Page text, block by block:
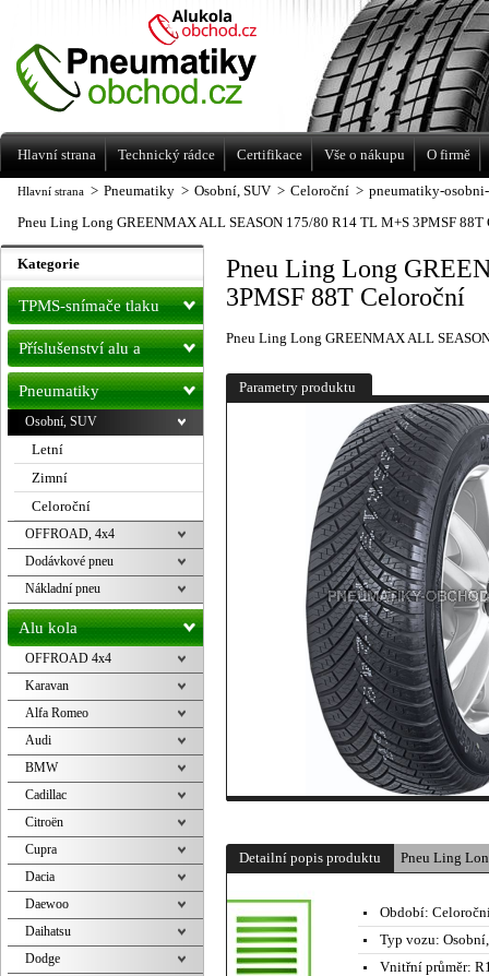
Hlavní strana > Pneumatiky > Osobní, SUV > Celoroční > pneumatiky-
Pneu Ling Long GREENMAX ALL SEASON 175/80 R14 TL M+S 3PMSF 88T
Pneu Ling Long
3PMSF 88T Celoroční
Pneu Ling Long GREENMAX ALL
Parametry produktu
Detailní popis produktu Pneu Ling
Období:
Typ vozu:
Vnitřní průměr:
Kategorie
TPMS-snímače tlaku
Příslušenství alu a
pneu
Pneumatiky
Osobní, SUV
Letní
Zimní
Celoroční
OFFROAD, 4x4
Dodávkové pneu
Nákladní pneu
Alu kola
OFFROAD 4x4
Karavan
Alfa Romeo
Audi
BMW
Cadillac
Citroën
Cupra
Dacia
Daewoo
Daihatsu
Dodge
Levné pneumatiky letní, zimní, Alu kola
a litá kola Racing Line
Hlavní strana Technický rádce Certifikace Vše o nákupu O firmě